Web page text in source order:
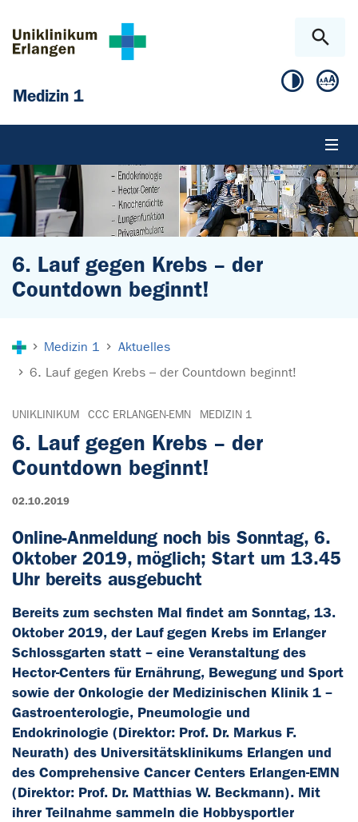
Medizin 1
6. Lauf gegen Krebs – der
Countdown beginnt!
Medizin 1
Aktuelles
6. Lauf gegen Krebs – der Countdown beginnt!
UNIKLINIKUM CCC ERLANGEN-EMN MEDIZIN 1
6. Lauf gegen Krebs – der
Countdown beginnt!
02.10.2019
Online-Anmeldung noch bis Sonntag, 6.
Oktober 2019, möglich; Start um 13.45
Uhr bereits ausgebucht
Bereits zum sechsten Mal findet am Sonntag, 13.
Oktober 2019, der Lauf gegen Krebs im Erlanger
Schlossgarten statt – eine Veranstaltung des
Hector-Centers für Ernährung, Bewegung und Sport
sowie der Onkologie der Medizinischen Klinik 1 –
Gastroenterologie, Pneumologie und
Endokrinologie (Direktor: Prof. Dr. Markus F.
Neurath) des Universitätsklinikums Erlangen und
des Comprehensive Cancer Centers Erlangen-EMN
(Direktor: Prof. Dr. Matthias W. Beckmann). Mit
ihrer Teilnahme sammeln die Hobbysportler